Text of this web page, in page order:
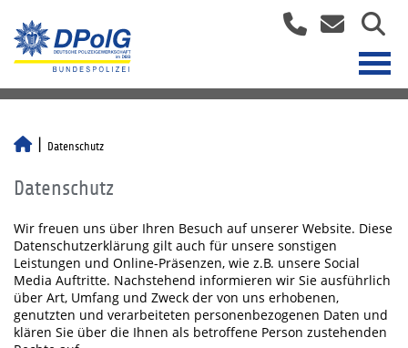
Datenschutz
Datenschutz
Wir freuen uns über Ihren Besuch auf unserer Website. Diese
Datenschutzerklärung gilt auch für unsere sonstigen
Leistungen und Online-Präsenzen, wie z.B. unsere Social
Media Auftritte. Nachstehend informieren wir Sie ausführlich
über Art, Umfang und Zweck der von uns erhobenen,
genutzten und verarbeiteten personenbezogenen Daten und
klären Sie über die Ihnen als betroffene Person zustehenden